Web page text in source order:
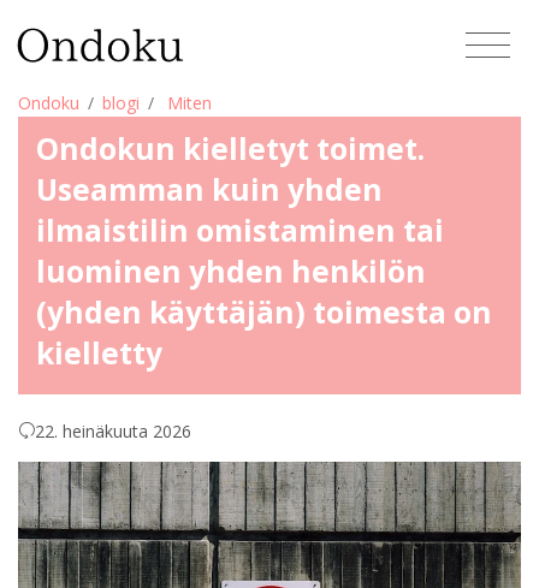
Ondoku blogi Miten
Ondokun kielletyt toimet.
Useamman kuin yhden
ilmaistilin omistaminen tai
luominen yhden henkilön
(yhden käyttäjän) toimesta on
kielletty
22. heinäkuuta 2026